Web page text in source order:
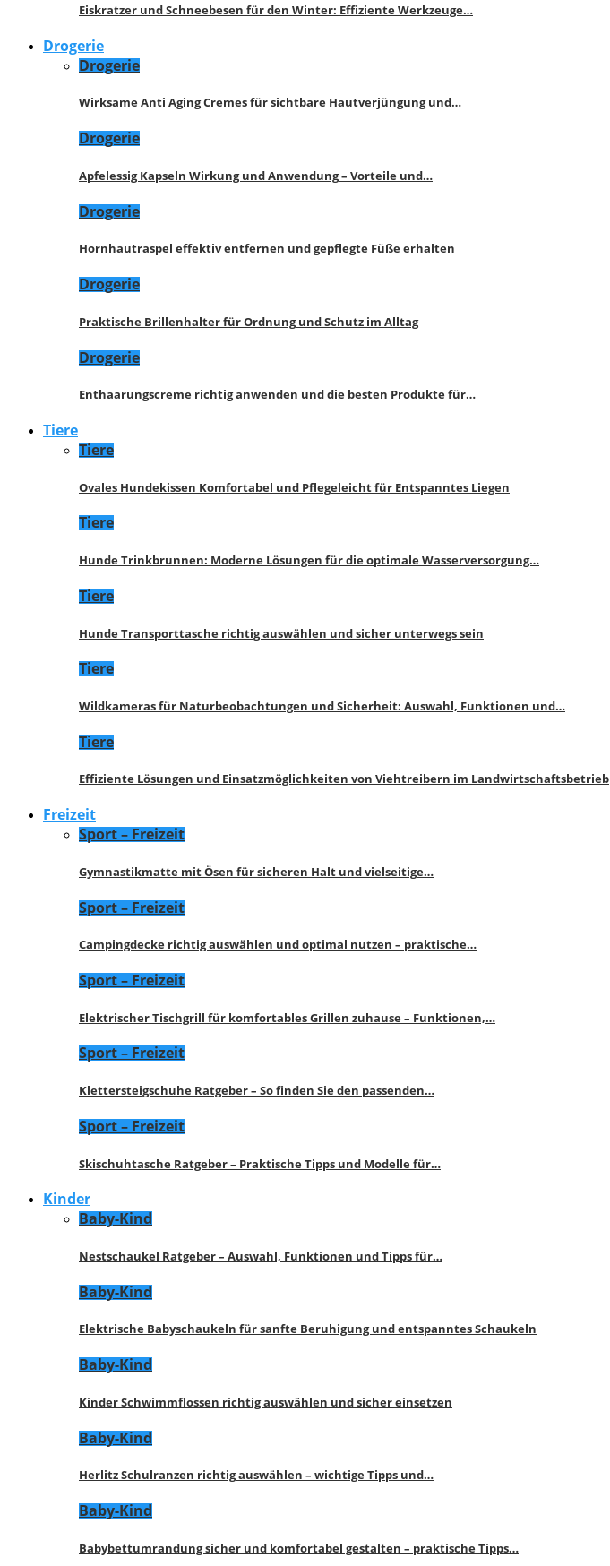
Eiskratzer und Schneebesen für den Winter: Effiziente Werkzeuge…
Drogerie
Drogerie
Wirksame Anti Aging Cremes für sichtbare Hautverjüngung und…
Drogerie
Apfelessig Kapseln Wirkung und Anwendung – Vorteile und…
Drogerie
Hornhautraspel effektiv entfernen und gepflegte Füße erhalten
Drogerie
Praktische Brillenhalter für Ordnung und Schutz im Alltag
Drogerie
Enthaarungscreme richtig anwenden und die besten Produkte für…
Tiere
Tiere
Ovales Hundekissen Komfortabel und Pflegeleicht für Entspanntes Liegen
Tiere
Hunde Trinkbrunnen: Moderne Lösungen für die optimale Wasserversorgung…
Tiere
Hunde Transporttasche richtig auswählen und sicher unterwegs sein
Tiere
Wildkameras für Naturbeobachtungen und Sicherheit: Auswahl, Funktionen und…
Tiere
Effiziente Lösungen und Einsatzmöglichkeiten von Viehtreibern im Landwirtschaftsbetrieb
Freizeit
Sport – Freizeit
Gymnastikmatte mit Ösen für sicheren Halt und vielseitige…
Sport – Freizeit
Campingdecke richtig auswählen und optimal nutzen – praktische…
Sport – Freizeit
Elektrischer Tischgrill für komfortables Grillen zuhause – Funktionen,…
Sport – Freizeit
Klettersteigschuhe Ratgeber – So finden Sie den passenden…
Sport – Freizeit
Skischuhtasche Ratgeber – Praktische Tipps und Modelle für…
Kinder
Baby-Kind
Nestschaukel Ratgeber – Auswahl, Funktionen und Tipps für…
Baby-Kind
Elektrische Babyschaukeln für sanfte Beruhigung und entspanntes Schaukeln
Baby-Kind
Kinder Schwimmflossen richtig auswählen und sicher einsetzen
Baby-Kind
Herlitz Schulranzen richtig auswählen – wichtige Tipps und…
Baby-Kind
Babybettumrandung sicher und komfortabel gestalten – praktische Tipps…